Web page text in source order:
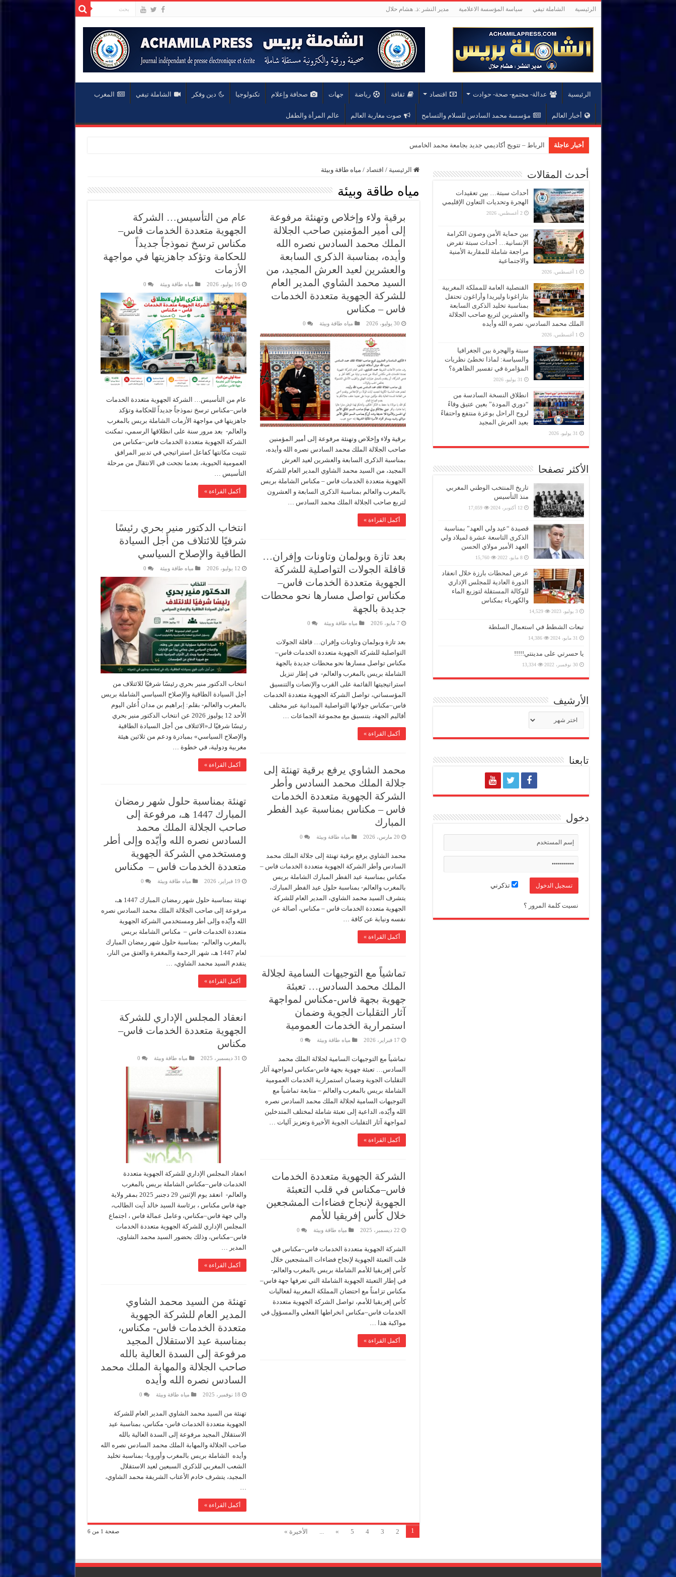
الرئيسية الشاملة تيفي سياسة المؤسسة الاعلامية مدير النشر :ذ. هشام حلال
الرئيسية عدالة- مجتمع- صحة- حوادت اقتصاد ثقافة رياضة جهات صحافة وإعلام تكنولوجيا دين وفكر الشاملة تيفي المغرب
أخبار العالم مؤسسة محمد السادس للسلام والتسامح صوت مغاربة العالم عالم المرأة والطفل
أخبار عاجلة المؤسسة الدبلوم
الرئيسية / اقتصاد / مياه طاقة وبيئة
مياه طاقة وبيئة
برقية ولاء وإخلاص وتهنئة مرفوعة
إلى أمير المؤمنين صاحب الجلالة
الملك محمد السادس نصره الله
وأيده، بمناسبة الذكرى السابعة
والعشرين لعيد العرش المجيد، من
السيد محمد الشاوي المدير العام
للشركة الجهوية متعددة الخدمات
فاس – مكناس
30 يوليو، 2026 مياه طاقة وبيئة 0
برقية ولاء وإخلاص وتهنئة مرفوعة إلى أمير المؤمنين
صاحب الجلالة الملك محمد السادس نصره الله وأيده،
بمناسبة الذكرى السابعة والعشرين لعيد العرش
المجيد، من السيد محمد الشاوي المدير العام للشركة
الجهوية متعددة الخدمات فاس – مكناس الشاملة بريس
بالمغرب والعالم بمناسبة الذكرى السابعة و العشرون
لتربع صاحب الجلالة الملك محمد السادس …
أكمل القراءة »
عام من التأسيس… الشركة
الجهوية متعددة الخدمات فاس–
مكناس ترسخ نموذجاً جديداً
للحكامة وتؤكد جاهزيتها في مواجهة
الأزمات
16 يوليو، 2026 مياه طاقة وبيئة 0
عام من التأسيس… الشركة الجهوية متعددة الخدمات
فاس–مكناس ترسخ نموذجاً جديداً للحكامة وتؤكد
جاهزيتها في مواجهة الأزمات الشاملة بريس بالمغرب
والعالم- بعد مرور سنة على انطلاقها الرسمي، تمكنت
الشركة الجهوية متعددة الخدمات فاس–مكناس من
تثبيت مكانتها كفاعل استراتيجي في تدبير المرافق
العمومية الحيوية، بعدما نجحت في الانتقال من مرحلة
التأسيس …
أكمل القراءة »
انتخاب الدكتور منير بحري رئيسًا
شرفيًا للائتلاف من أجل السيادة
الطاقية والإصلاح السياسي
12 يوليو، 2026 مياه طاقة وبيئة 0
انتخاب الدكتور منير بحري رئيسًا شرفيًا للائتلاف من
أجل السيادة الطاقية والإصلاح السياسي الشاملة بريس
بالمغرب والعالم- بقلم: إبراهيم بن مدان أُعلن اليوم
الأحد 12 يوليوز 2026 عن انتخاب الدكتور منير بحري
رئيسًا شرفيًا لـ«الائتلاف من أجل السيادة الطاقية
والإصلاح السياسي» بمبادرة ودعم من ثلاثين هيئة
مغربية ودولية، في خطوة …
أكمل القراءة »
بعد تازة وبولمان وتاونات وإفران…
قافلة الجولات التواصلية للشركة
الجهوية متعددة الخدمات فاس–
مكناس تواصل مسارها نحو محطات
جديدة بالجهة
7 مايو، 2026 مياه طاقة وبيئة 0
بعد تازة وبولمان وتاونات وإفران… قافلة الجولات
التواصلية للشركة الجهوية متعددة الخدمات فاس–
مكناس تواصل مسارها نحو محطات جديدة بالجهة
الشاملة بريس بالمغرب والعالم- في إطار تنزيل
استراتيجيتها القائمة على القرب والإنصات والتنسيق
المؤسساتي، تواصل الشركة الجهوية متعددة الخدمات
فاس–مكناس جولاتها التواصلية الميدانية عبر مختلف
أقاليم الجهة، بتنسيق مع مجموعة الجماعات …
أكمل القراءة »
محمد الشاوي يرفع برقية تهنئة إلى
جلالة الملك محمد السادس وأطر
الشركة الجهوية متعددة الخدمات
فاس – مكناس بمناسبة عيد الفطر
المبارك
20 مارس، 2026 مياه طاقة وبيئة 0
محمد الشاوي يرفع برقية تهنئة إلى جلالة الملك محمد
السادس وأطر الشركة الجهوية متعددة الخدمات فاس –
مكناس بمناسبة عيد الفطر المبارك الشاملة بريس
بالمغرب والعالم- بمناسبة حلول عيد الفطر المبارك،
يتشرف السيد محمد الشاوي، المدير العام للشركة
الجهوية متعددة الخدمات فاس – مكناس، أصالة عن
نفسه ونيابة عن كافة …
أكمل القراءة »
تهنئة بمناسبة حلول شهر رمضان
المبارك 1447 هـ، مرفوعة إلى
صاحب الجلالة الملك محمد
السادس نصره الله وأيّده وإلى أطر
ومستخدمي الشركة الجهوية
متعددة الخدمات فاس – مكناس
19 فبراير، 2026 مياه طاقة وبيئة 0
تهنئة بمناسبة حلول شهر رمضان المبارك 1447 هـ،
مرفوعة إلى صاحب الجلالة الملك محمد السادس نصره
الله وأيّده وإلى أطر ومستخدمي الشركة الجهوية
متعددة الخدمات فاس – مكناس الشاملة بريس
بالمغرب والعالم- بمناسبة حلول شهر رمضان المبارك
لعام 1447 هـ، شهر الرحمة والمغفرة والعتق من النار،
يتقدم السيد محمد الشاوي، …
أكمل القراءة »
تماشياً مع التوجيهات السامية لجلالة
الملك محمد السادس… تعبئة
جهوية بجهة فاس-مكناس لمواجهة
آثار التقلبات الجوية وضمان
استمرارية الخدمات العمومية
17 فبراير، 2026 مياه طاقة وبيئة 0
تماشياً مع التوجيهات السامية لجلالة الملك محمد
السادس… تعبئة جهوية بجهة فاس-مكناس لمواجهة آثار
التقلبات الجوية وضمان استمرارية الخدمات العمومية
الشاملة بريس بالمغرب والعالم – متابعة تماشياً مع
التوجيهات السامية لجلالة الملك محمد السادس نصره
الله وأيّده، الداعية إلى تعبئة شاملة لمختلف المتدخلين
لمواجهة آثار التقلبات الجوية الأخيرة وتعزيز آليات …
أكمل القراءة »
انعقاد المجلس الإداري للشركة
الجهوية متعددة الخدمات فاس–
مكناس
31 ديسمبر، 2025 مياه طاقة وبيئة 0
انعقاد المجلس الإداري للشركة الجهوية متعددة
الخدمات فاس–مكناس الشاملة بريس بالمغرب
والعالم- انعقد يوم الإثنين 29 دجنبر 2025 بمقر ولاية
جهة فاس مكناس ، برئاسة السيد خالد آيت الطالب،
والي جهة فاس–مكناس، وعامل عمالة فاس ، اجتماع
المجلس الإداري للشركة الجهوية متعددة الخدمات
فاس–مكناس، وذلك بحضور السيد محمد الشاوي،
المدير …
أكمل القراءة »
الشركة الجهوية متعددة الخدمات
فاس–مكناس في قلب التعبئة
الجهوية لإنجاح فضاءات المشجعين
خلال كأس إفريقيا للأمم
22 ديسمبر، 2025 مياه طاقة وبيئة 0
الشركة الجهوية متعددة الخدمات فاس–مكناس في
قلب التعبئة الجهوية لإنجاح فضاءات المشجعين خلال
كأس إفريقيا للأمم الشاملة بريس بالمغرب والعالم-
في إطار التعبئة الجهوية الشاملة التي تعرفها جهة فاس–
مكناس تزامناً مع احتضان المملكة المغربية لفعاليات
كأس إفريقيا للأمم، تواصل الشركة الجهوية متعددة
الخدمات فاس–مكناس انخراطها الفعلي والمسؤول في
مواكبة هذا …
أكمل القراءة »
تهنئة من السيد محمد الشاوي
المدير العام للشركة الجهوية
متعددة الخدمات فاس- مكناس،
بمناسبة عيد الاستقلال المجيد
مرفوعة إلى السدة العالية بالله
صاحب الجلالة والمهابة الملك محمد
السادس نصره الله وأيده
18 نوفمبر، 2025 مياه طاقة وبيئة 0
تهنئة من السيد محمد الشاوي المدير العام للشركة
الجهوية متعددة الخدمات فاس- مكناس، بمناسبة عيد
الاستقلال المجيد مرفوعة إلى السدة العالية بالله
صاحب الجلالة والمهابة الملك محمد السادس نصره الله
وأيده الشاملة بريس بالمغرب وأوروبا- بمناسبة تخليد
الشعب المغربي للذكرى السبعين لعيد الاستقلال
المجيد، يتشرف خادم الأعتاب الشريفة محمد الشاوي،
…
أكمل القراءة »
صفحة 1 من 6 1
2
3
4
5
»
... الأخيرة »
أحدث المقالات
أحداث سبتة… بين تعقيدات
الهجرة وتحديات التعاون الإقليمي
2 أغسطس، 2026
بين حماية الأمن وصون الكرامة
الإنسانية… أحداث سبتة تفرض
مراجعة شاملة للمقاربة الأمنية
والاجتماعية
1 أغسطس، 2026
القنصلية العامة للمملكة المغربية
بتاراغونا وليريدا وأراغون تحتفل
بمناسبة تخليد الذكرى السابعة
والعشرين لتربع صاحب الجلالة
الملك محمد السادس، نصره الله وأيده
1 أغسطس، 2026
سبتة والهجرة بين الجغرافيا
والسياسة: لماذا تخطئ نظريات
المؤامرة في تفسير الظاهرة؟
31 يوليو، 2026
انطلاق النسخة السادسة من
“دوري المودة” بعين عتيق وفاءً
لروح الراحل بوعزة منتفع واحتفاءً
بعيد العرش المجيد
31 يوليو، 2026
الأكثر تصفحا
تاريخ المنتخب الوطني المغربي
منذ التأسيس
12 أكتوبر، 2024 17,059
قصيدة “عيد ولي العهد” بمناسبة
الذكرى التاسعة عشرة لميلاد ولي
العهد الأمير مولاي الحسن
8 مايو، 2022 15,760
عرض لمحطات بارزة خلال انعقاد
الدورة العادية للمجلس الإداري
للوكالة المستقلة لتوزيع الماء
والكهرباء بمكناس
3 يوليو، 2023 14,529
تبعات الشطط في استعمال السلطة
31 مايو، 2024 14,386
يا حسرتي على مدينتي!!!!!
30 نوفمبر، 2022 13,334
الأرشيف
تابعنا
دخول
تذكرني
نسيت كلمة المرور ؟